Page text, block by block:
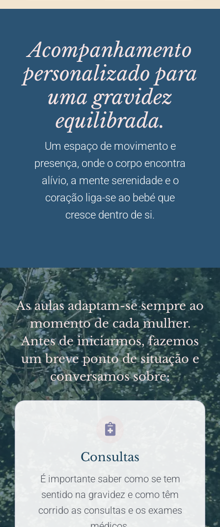
Acompanhamento
personalizado para
uma gravidez
equilibrada.
Um espaço de movimento e
presença, onde o corpo encontra
alívio, a mente serenidade e o
coração liga-se ao bebé que
cresce dentro de si.
As aulas adaptam-se sempre ao
momento de cada mulher.
Antes de iniciarmos, fazemos
um breve ponto de situação e
conversamos sobre:
Consultas
É importante saber como se tem
sentido na gravidez e como têm
corrido as consultas e os exames